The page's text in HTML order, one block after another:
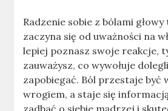
Radzenie sobie z bólami
zaczyna się od uważności na
lepiej poznasz swoje reakcje,
zauważysz, co wywołuje
zapobiegać. Ból przestaje być
wrogiem, a staje się